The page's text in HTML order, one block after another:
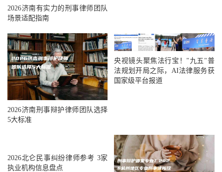
2026济南有实力的刑事律师团队
场景适配指南
2026济南刑事辩护律师团队选择
5大标准
央视镜头聚焦法行宝！"九五"普
法规划开局之际，AI法律服务获
国家级平台报道
2026北仑民事纠纷律师参考 3家
执业机构信息盘点